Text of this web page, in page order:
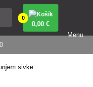
0
0,00 €
Menu
sivke